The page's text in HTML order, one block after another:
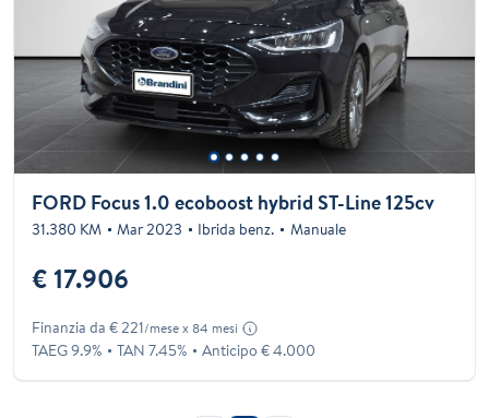
FORD Focus 1.0 ecoboost hybrid ST-Line 125cv
31.380 KM Mar 2023 Ibrida benz. Manuale
€ 17.906
Finanzia da € 221/mese x 84 mesi
TAEG 9.9% TAN 7.45% Anticipo € 4.000